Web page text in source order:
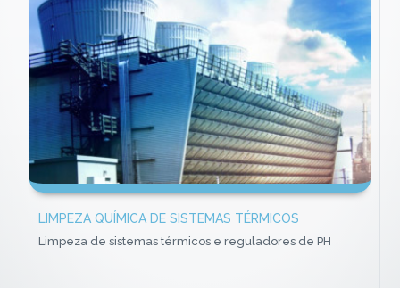
LIMPEZA QUÍMICA DE SISTEMAS TÉRMICOS
Limpeza de sistemas térmicos e reguladores de PH